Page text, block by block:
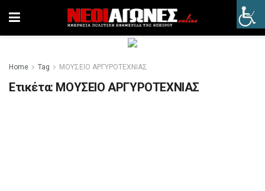
Home Tag ΜΟΥΣΕΙΟ ΑΡΓΥΡΟΤΕΧΝΙΑΣ
Ετικέτα: ΜΟΥΣΕΙΟ ΑΡΓΥΡΟΤΕΧΝΙΑΣ